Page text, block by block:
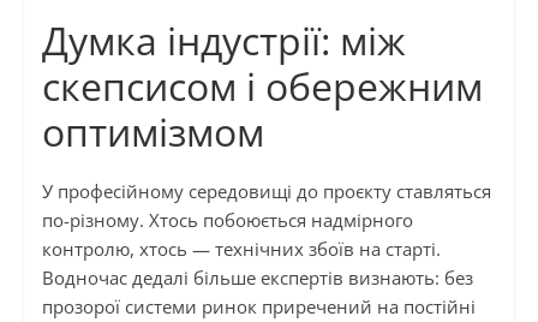
Думка індустрії: між
скепсисом і обережним
оптимізмом
У професійному середовищі до проєкту ставляться
по-різному. Хтось побоюється надмірного
контролю, хтось — технічних збоїв на старті.
Водночас дедалі більше експертів визнають: без
прозорої системи ринок приречений на постійні